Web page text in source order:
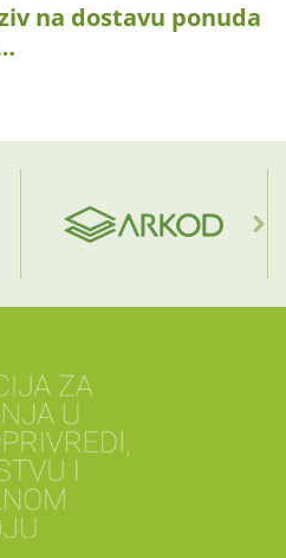
na dostavu ponuda